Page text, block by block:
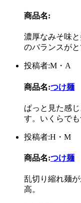
商品名:
濃厚なみそ味
のバランスが
投稿者:M・A
商品名:つけ麺
ぱっと見た感
す。いくらでも
投稿者:H・M
商品名:つけ麺
乱切り縮れ麺
高。